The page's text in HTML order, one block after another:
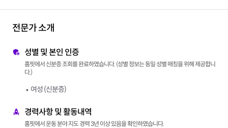
전문가 소개
성별 및 본인 인증
홈핏에서 신분증 조회를 완료하였습니다. (성별 정보는 동일 성별 매칭을 위해 제공합니
다.)
여성 (신분증)
경력사항 및 활동내역
홈핏에서 운동 분야 지도 경력 3년 이상 있음을 확인하였습니다.